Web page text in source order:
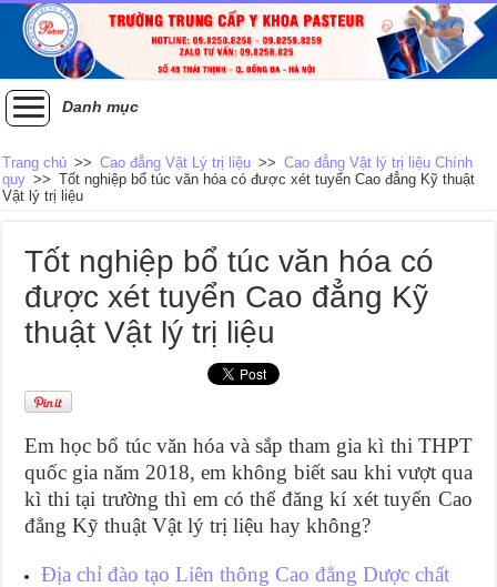
Danh mục
Trang chủ >> Cao đẳng Vật Lý trị liệu >> Cao đẳng Vật lý trị liệu Chính
quy >> Tốt nghiệp bổ túc văn hóa có được xét tuyển Cao đẳng Kỹ thuật
Vật lý trị liệu
Tốt nghiệp bổ túc văn hóa có
được xét tuyển Cao đẳng Kỹ
thuật Vật lý trị liệu
Em học bổ túc văn hóa và sắp tham gia kì thi THPT
quốc gia năm 2018, em không biết sau khi vượt qua
kì thi tại trường thì em có thể đăng kí xét tuyển Cao
đẳng Kỹ thuật Vật lý trị liệu hay không?
Địa chỉ đào tạo Liên thông Cao đẳng Dược chất